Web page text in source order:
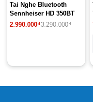
Tai Nghe Bluetooth
Sennheiser HD 350BT
3.290.000₫
Giá
2.990.000₫
Giá